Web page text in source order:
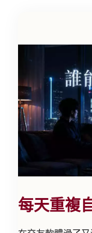
每天重複